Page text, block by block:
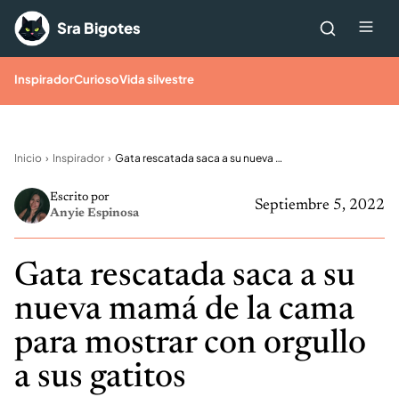
Saltar al contenido
Sra Bigotes
InspiradorCuriosoVida silvestre
Inicio Inspirador Gata rescatada saca a su nueva mamá de la cama para mostrar con orgullo a sus gatitos
Septiembre 5, 2022
Escrito por
Anyie Espinosa
Gata rescatada saca a su
nueva mamá de la cama
para mostrar con orgullo
a sus gatitos